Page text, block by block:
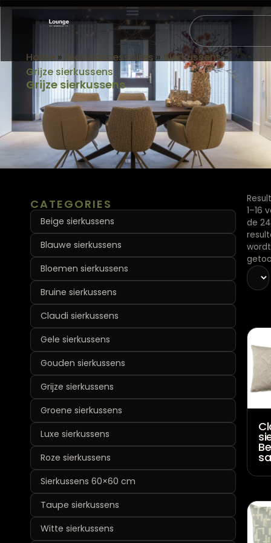
Home » Woonaccessoires » Sierkussens»
Grijze sierkussens
Grijze sierkussens
CATEGORIES
Beige sierkussens
Blauwe sierkussens
Bloemen sierkussens
Bruine sierkussens
Claudi sierkussens
Gele sierkussens
Gouden sierkussens
Grijze sierkussens
Groene sierkussens
Luxe sierkussens
Roze sierkussens
Sierkussens 60×60 cm
Taupe sierkussens
Witte sierkussens
1–16
de 24
wordt